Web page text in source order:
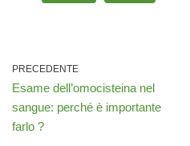
PRECEDENTE
Esame dell’omocisteina nel
sangue: perché è importante
farlo ?